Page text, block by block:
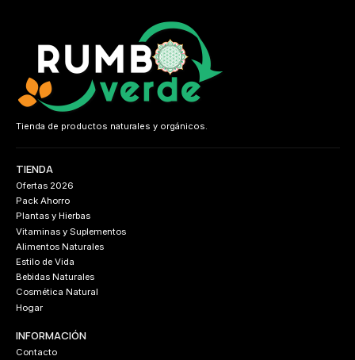
Tienda de productos naturales y orgánicos.
TIENDA
Ofertas 2026
Pack Ahorro
Plantas y Hierbas
Vitaminas y Suplementos
Alimentos Naturales
Estilo de Vida
Bebidas Naturales
Cosmética Natural
Hogar
INFORMACIÓN
Contacto